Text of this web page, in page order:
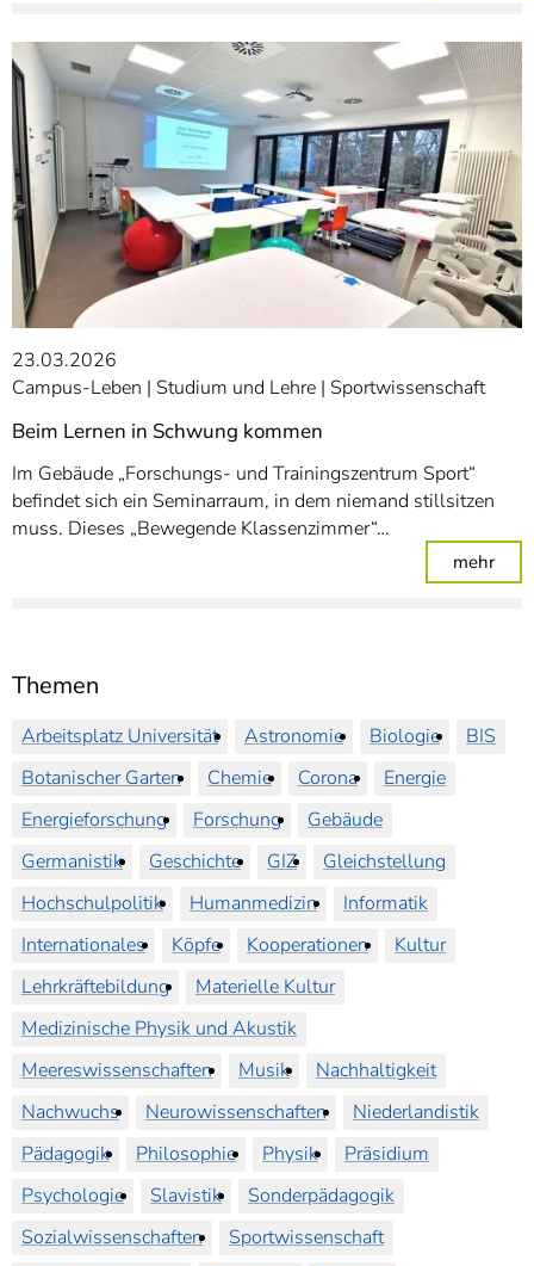
Themen
Arbeitsplatz Universität Astronomie Biologie
BIS
Botanischer Garten
Chemie Corona
Energie
Energieforschung
Forschung
Gebäude
Germanistik
Geschichte GIZ
Gleichstellung
Hochschulpolitik
Humanmedizin
Informatik
Internationales
Köpfe Kooperationen
Kultur
Lehrkräftebildung
Materielle Kultur
Medizinische Physik und Akustik
Meereswissenschaften
Musik
Nachhaltigkeit
Nachwuchs
Neurowissenschaften
Niederlandistik
Pädagogik
Philosophie Physik
Präsidium
Psychologie
Slavistik
Sonderpädagogik
Sozialwissenschaften
Sportwissenschaft
23.03.2026
Campus-Leben
Studium und Lehre Sportwissenschaft
Beim Lernen in Schwung kommen
Im Gebäude „Forschungs- und Trainingszentrum Sport“
befindet sich ein Seminarraum, in dem niemand stillsitzen
muss. Dieses „Bewegende Klassenzimmer“…
mehr: